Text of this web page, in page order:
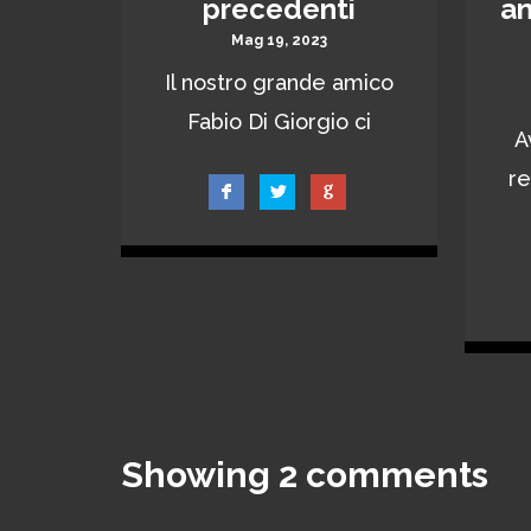
precedenti
Mag 19, 2023
Il nostro grande amico
Fabio Di Giorgio ci
Showing 2 comments